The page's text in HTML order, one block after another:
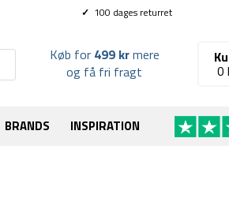
✓ 100 dages returret
0
Køb for 499 krmere
og få fri fragt
BRANDS INSPIRATION